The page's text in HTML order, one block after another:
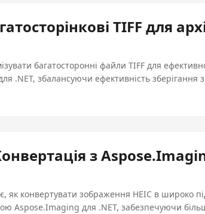
швидше, зменшують затримку і покращують
вам через процес оптимізування анимированих
забезпечуючи всебічне рішення, яке
...
TIFF для
багатосторонні файли TIFF для
.NET, збалансуючи ефективність зберігання
з
як конвертувати зображення HEIC в широко
Aspose.Imaging для .NET, забезпечуючи